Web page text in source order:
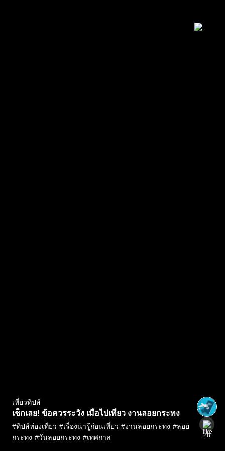
เที่ยวทิปส์
เช็กเลย! ข้อควรระวัง เมื่อไปเที่ยว งานลอยกระทง
#ทิปส์ท่องเที่ยว #เรื่องน่ารู้ก่อนเที่ยว #งานลอยกระทง #ลอย
กระทง #วันลอยกระทง #เทศกาล 28